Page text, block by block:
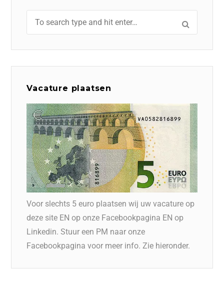
Vacature plaatsen
Voor slechts 5 euro plaatsen wij uw vacature op
deze site EN op onze Facebookpagina EN op
Linkedin. Stuur een PM naar onze
Facebookpagina voor meer info. Zie hieronder.